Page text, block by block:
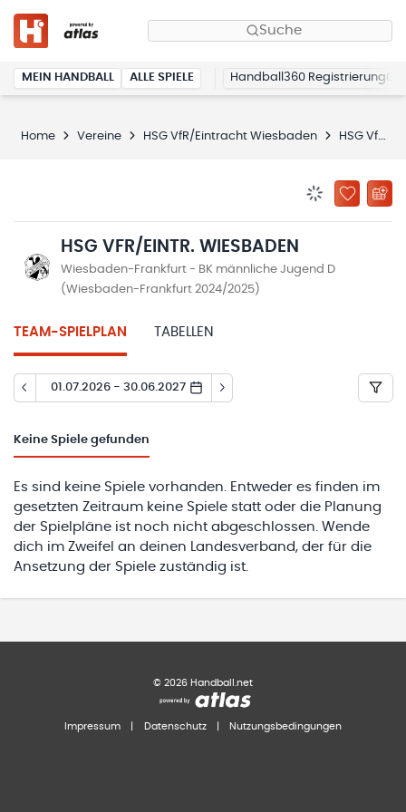
Suche
MEIN HANDBALL ALLE SPIELE Handball360 Registrierung
Home Vereine HSG VfR/Eintracht Wiesbaden HSG VfR/Eintr. Wiesbaden
ZU
HSG VFR/EINTR. WIESBADEN
Wiesbaden-Frankfurt - BK männliche Jugend D
(Wiesbaden-Frankfurt 2024/2025)
TEAM-SPIELPLAN TABELLEN
01.07.2026 - 30.06.2027
Keine Spiele gefunden
Es sind keine Spiele vorhanden. Entweder es finden im
gesetzten Zeitraum keine Spiele statt oder die Planung
der Spielpläne ist noch nicht abgeschlossen. Wende
dich im Zweifel an deinen Landesverband, der für die
Ansetzung der Spiele zuständig ist.
© 2026 Handball.net
Impressum Datenschutz Nutzungsbedingungen